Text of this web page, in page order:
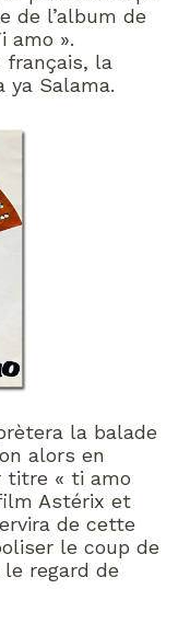
de l’album de
amo ».
français, la
ya Salama.
la balade
alors en
titre « ti amo
Astérix et
de cette
le coup de
le regard de